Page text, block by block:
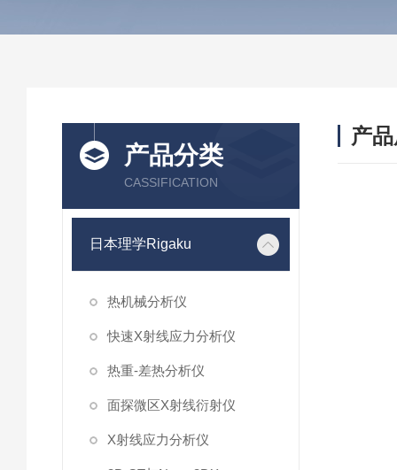
产品分类
CASSIFICATION
日本理学Rigaku
热机械分析仪
快速X射线应力分析仪
热重-差热分析仪
面探微区X射线衍射仪
X射线应力分析仪
产